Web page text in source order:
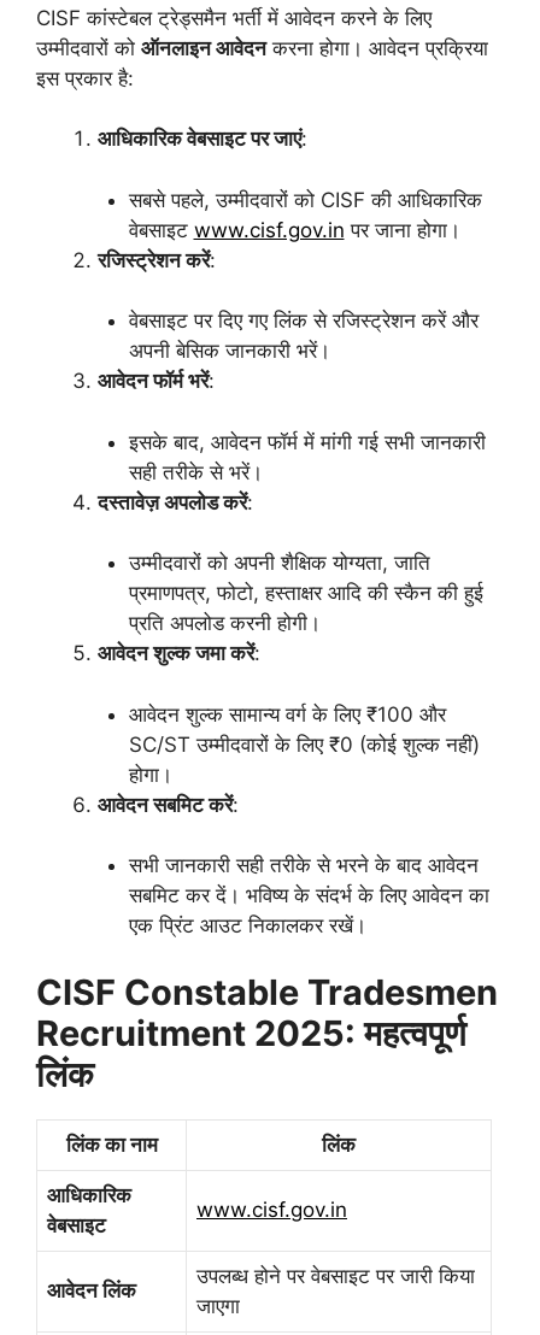
CISF कांस्टेबल ट्रेड्समैन भर्ती में आवेदन करने के लिए
उम्मीदवारों को ऑनलाइन आवेदनकरना होगा। आवेदन प्रक्रिया
इस प्रकार है:
आधिकारिक वेबसाइट पर जाएं:
सबसे पहले, उम्मीदवारों को CISF की आधिकारिक
वेबसाइट www.cisf.gov.in पर जाना होगा।
रजिस्ट्रेशन करें:
वेबसाइट पर दिए गए लिंक से रजिस्ट्रेशन करें और
अपनी बेसिक जानकारी भरें।
आवेदन फॉर्म भरें:
इसके बाद, आवेदन फॉर्म में मांगी गई सभी जानकारी
सही तरीके से भरें।
दस्तावेज़ अपलोड करें:
उम्मीदवारों को अपनी शैक्षिक योग्यता, जाति
प्रमाणपत्र, फोटो, हस्ताक्षर आदि की स्कैन की हुई
प्रति अपलोड करनी होगी।
आवेदन शुल्क जमा करें:
आवेदन शुल्क सामान्य वर्ग के लिए ₹100 और
SC/ST उम्मीदवारों के लिए ₹0 (कोई शुल्क नहीं)
होगा।
आवेदन सबमिट करें:
सभी जानकारी सही तरीके से भरने के बाद आवेदन
सबमिट कर दें। भविष्य के संदर्भ के लिए आवेदन का
एक प्रिंट आउट निकालकर रखें।
CISF Constable Tradesmen
Recruitment 2025: महत्वपूर्ण
लिंक
लिंक का नाम लिंक
आधिकारिक
वेबसाइट
www.cisf.gov.in
आवेदन लिंक
उपलब्ध होने पर वेबसाइट पर जारी किया
जाएगा